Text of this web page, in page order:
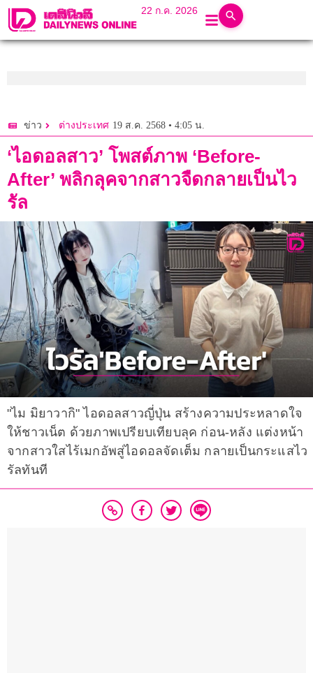
22 ก.ค. 2026
ข่าว ต่างประเทศ 19 ส.ค. 2568 • 4:05 น.
‘ไอดอลสาว’ โพสต์ภาพ ‘Before-
After’ พลิกลุคจากสาวจืดกลายเป็นไว
รัล
"ไม มิยาวากิ" ไอดอลสาวญี่ปุ่น สร้างความประหลาดใจ
ให้ชาวเน็ต ด้วยภาพเปรียบเทียบลุค ก่อน-หลัง แต่งหน้า
จากสาวใสไร้เมกอัพสู่ไอดอลจัดเต็ม กลายเป็นกระแสไว
รัลทันที